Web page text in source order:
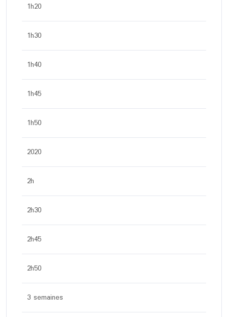
1h20
1h30
1h40
1h45
1h50
2020
2h
2h30
2h45
2h50
3 semaines